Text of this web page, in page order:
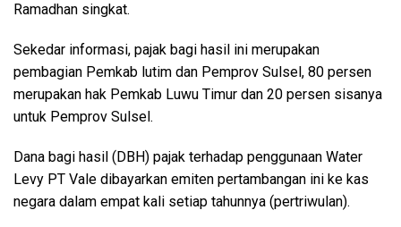
Ramadhan singkat.
Sekedar informasi, pajak bagi hasil ini merupakan
pembagian Pemkab lutim dan Pemprov Sulsel, 80 persen
merupakan hak Pemkab Luwu Timur dan 20 persen sisanya
untuk Pemprov Sulsel.
Dana bagi hasil (DBH) pajak terhadap penggunaan Water
Levy PT Vale dibayarkan emiten pertambangan ini ke kas
negara dalam empat kali setiap tahunnya (pertriwulan).